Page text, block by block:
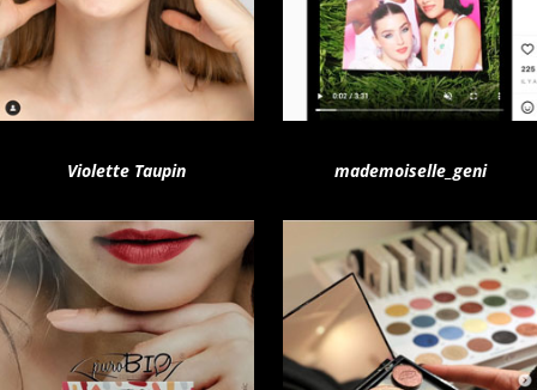
Violette Taupin mademoiselle_geni